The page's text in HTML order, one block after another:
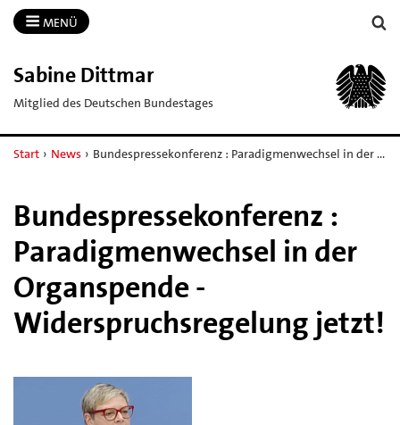
MENÜ
Sabine Dittmar
Mitglied des Deutschen Bundestages
Start › News › Bundespressekonferenz : Paradigmenwechsel in der …
Bundespressekonferenz :
Paradigmenwechsel in der
Organspende -
Widerspruchsregelung jetzt!